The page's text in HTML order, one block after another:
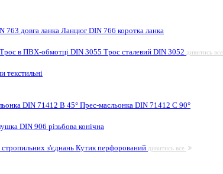
763 довга ланка Ланцюг DIN 766 коротка ланка
Трос в ПВХ-обмотці DIN 3055 Трос сталевий DIN 3052 дивитись все
текстильні
DIN 71412 B 45° Прес-масльонка DIN 71412 C 90°
DIN 906 різьбова конічна
з'єднань Кутик перфорований дивитись все